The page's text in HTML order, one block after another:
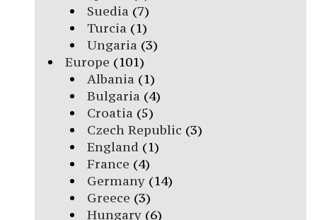
Suedia (7)
Turcia (1)
Ungaria (3)
Europe (101)
Albania (1)
Bulgaria (4)
Croatia (5)
Czech Republic (3)
England (1)
France (4)
Germany(14)
Greece (3)
Hungary(6)